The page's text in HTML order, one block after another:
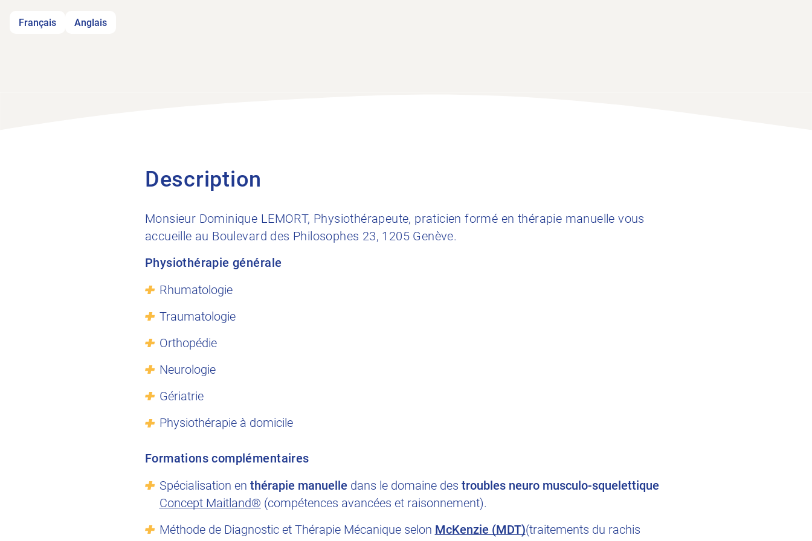
Français Anglais
Description
Monsieur Dominique LEMORT, Physiothérapeute, praticien formé en thérapie manuelle vous
accueille au Boulevard des Philosophes 23, 1205 Genève.
Physiothérapie générale
Rhumatologie
Traumatologie
Orthopédie
Neurologie
Gériatrie
Physiothérapie à domicile
Formations complémentaires
Spécialisation en thérapie manuelle dans le domaine des troubles neuro musculo-squelettique
Concept Maitland® (compétences avancées et raisonnement).
Méthode de Diagnostic et Thérapie Mécanique selon McKenzie (MDT)(traitements du rachis